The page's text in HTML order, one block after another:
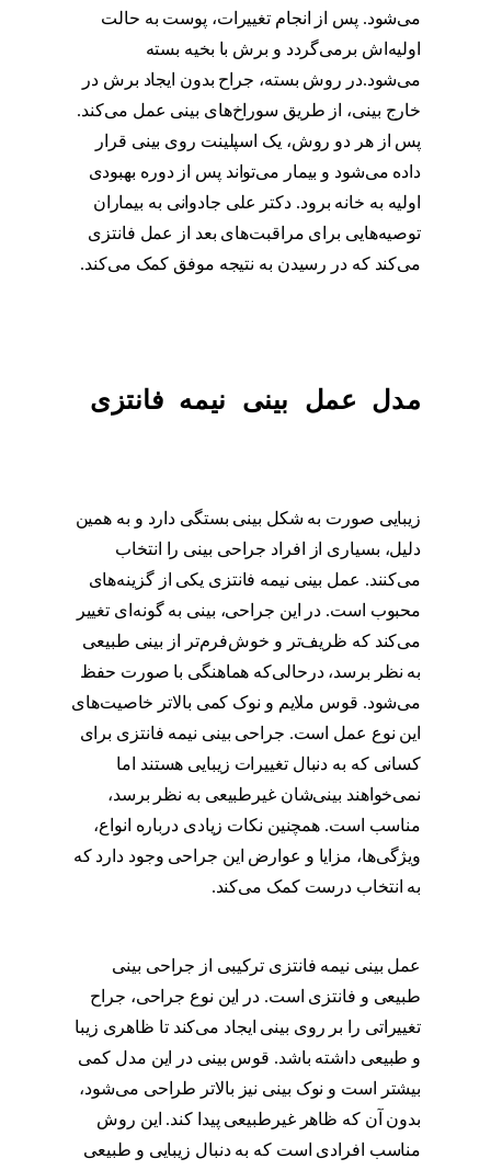
می‌شود. پس از انجام تغییرات، پوست به حالت
اولیه‌اش برمی‌گردد و برش با بخیه بسته
می‌شود.در روش بسته، جراح بدون ایجاد برش در
خارج بینی، از طریق سوراخ‌های بینی عمل می‌کند.
پس از هر دو روش، یک اسپلینت روی بینی قرار
داده می‌شود و بیمار می‌تواند پس از دوره بهبودی
اولیه به خانه برود. دکتر علی جادوانی به بیماران
توصیه‌هایی برای مراقبت‌های بعد از عمل فانتزی
می‌کند که در رسیدن به نتیجه موفق کمک می‌کند.
مدل عمل بینی نیمه فانتزی
زیبایی صورت به شکل بینی بستگی دارد و به همین
دلیل، بسیاری از افراد جراحی بینی را انتخاب
می‌کنند. عمل بینی نیمه فانتزی یکی از گزینه‌های
محبوب است. در این جراحی، بینی به گونه‌ای تغییر
می‌کند که ظریف‌تر و خوش‌فرم‌تر از بینی طبیعی
به نظر برسد، درحالی‌که هماهنگی با صورت حفظ
می‌شود. قوس ملایم و نوک کمی بالاتر خاصیت‌های
این نوع عمل است. جراحی بینی نیمه فانتزی برای
کسانی که به دنبال تغییرات زیبایی هستند اما
نمی‌خواهند بینی‌شان غیرطبیعی به نظر برسد،
مناسب است. همچنین نکات زیادی درباره انواع،
ویژگی‌ها، مزایا و عوارض این جراحی وجود دارد که
به انتخاب درست کمک می‌کند.
عمل بینی نیمه فانتزی ترکیبی از جراحی بینی
طبیعی و فانتزی است. در این نوع جراحی، جراح
تغییراتی را بر روی بینی ایجاد می‌کند تا ظاهری زیبا
و طبیعی داشته باشد. قوس بینی در این مدل کمی
بیشتر است و نوک بینی نیز بالاتر طراحی می‌شود،
بدون آن که ظاهر غیرطبیعی پیدا کند. این روش
مناسب افرادی است که به دنبال زیبایی و طبیعی